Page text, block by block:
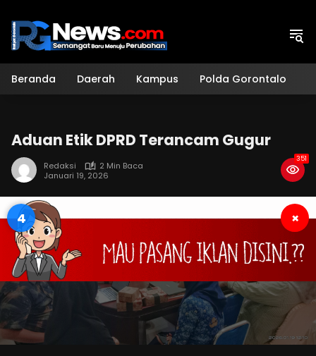
konten
Beranda Daerah Kampus Polda Gorontalo
Aduan Etik DPRD Terancam Gugur
Redaksi
2 Min Baca
Januari 19, 2026
351
3 ×